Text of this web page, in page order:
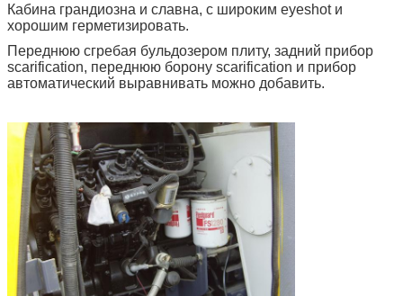
Кабина грандиозна и славна, с широким eyeshot и
хорошим герметизировать.
Переднюю сгребая бульдозером плиту, задний прибор
scarification, переднюю борону scarification и прибор
автоматический выравнивать можно добавить.